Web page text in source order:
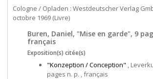
Cologne / Opladen : Westdeutscher Verlag
octobre 1969 (Livre)
Buren, Daniel, "Mise en garde", 9
français
Exposition(s) citée(s)
"Konzeption / Conception" ,
pages n. p. , français